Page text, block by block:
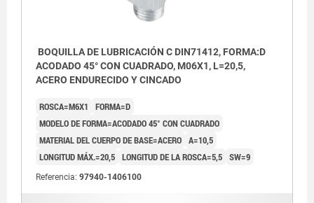
BOQUILLA DE LUBRICACIÓN C DIN71412, FORMA:D
ACODADO 45° CON CUADRADO, M06X1, L=20,5,
ACERO ENDURECIDO Y CINCADO
ROSCA=M6X1
FORMA=D
MODELO DE FORMA=ACODADO 45° CON CUADRADO
MATERIAL DEL CUERPO DE BASE=ACERO A=10,5
LONGITUD MÁX.=20,5 LONGITUD DE LA ROSCA=5,5 SW=9
Referencia: 97940-1406100